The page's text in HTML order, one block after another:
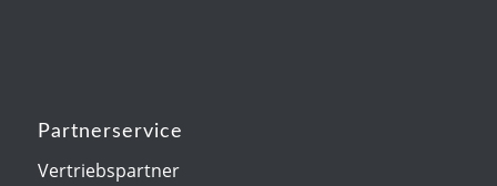
Partnerservice
Vertriebspartner